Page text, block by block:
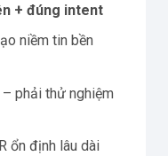
+ đúng intent
niềm tin bền
phải thử nghiệm
ổn định lâu dài